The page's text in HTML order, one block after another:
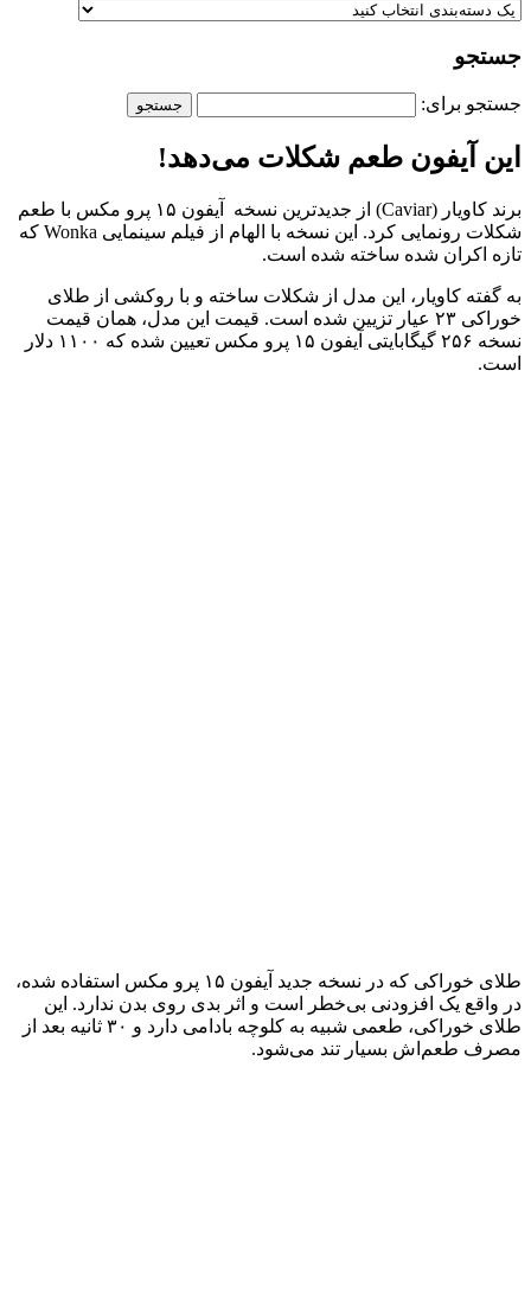
جستجو
جستجو برای:
این آیفون طعم شکلات می‌دهد!
برند کاویار (Caviar) از جدیدترین نسخه آیفون ۱۵ پرو مکس با طعم
شکلات رونمایی کرد. این نسخه با الهام از فیلم سینمایی Wonka که
تازه اکران شده ساخته شده است.
به گفته کاویار، این مدل از شکلات ساخته و با روکشی از طلای
خوراکی ۲۳ عیار تزیین شده است. قیمت این مدل، همان قیمت
نسخه ۲۵۶ گیگابایتی آیفون ۱۵ پرو مکس تعیین شده که ۱۱۰۰ دلار
است.
طلای خوراکی که در نسخه جدید آیفون ۱۵ پرو مکس استفاده‌ شده،
در واقع یک افزودنی بی‌خطر است و اثر بدی روی بدن ندارد. این
طلای خوراکی، طعمی شبیه به کلوچه بادامی دارد و ۳۰ ثانیه بعد از
مصرف طعم‌اش بسیار تند می‌شود.